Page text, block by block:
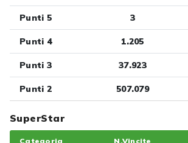
Punti 5 3
Punti 4 1.205
Punti 3 37.923
Punti 2 507.079
SuperStar
Categoria N.Vincite